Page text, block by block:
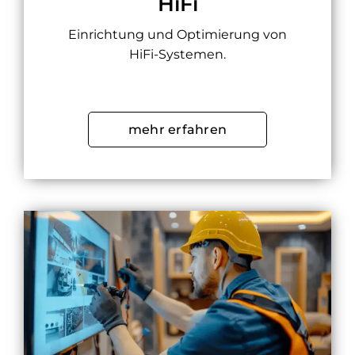
Einrichtung und Optimierung von
HiFi-Systemen.
mehr erfahren